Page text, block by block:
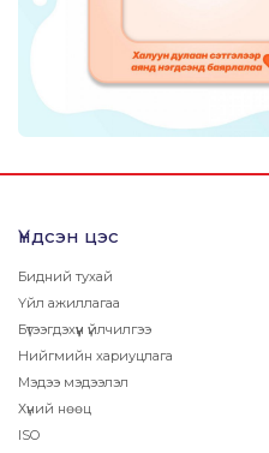
Үндсэн цэс
Бидний тухай
Үйл ажиллагаа
Бүтээгдэхүүн үйлчилгээ
Нийгмийн хариуцлага
Мэдээ мэдээлэл
Хүний нөөц
ISO